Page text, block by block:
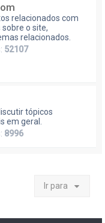
relacionados com
o site,
relacionados.
52107
tópicos
em geral.
8996
Ir para